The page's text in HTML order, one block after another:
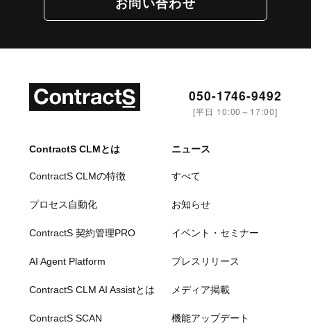
お問い合わせ
050-1746-9492
[平日 10:00～17:00]
ContractS CLMとは
ContractS CLMの特徴
プロセス自動化
ContractS 契約管理PRO
AI Agent Platform
ContractS CLM AI Assistとは
ContractS SCAN
ニュース
すべて
お知らせ
イベント・セミナー
プレスリリース
メディア掲載
機能アップデート